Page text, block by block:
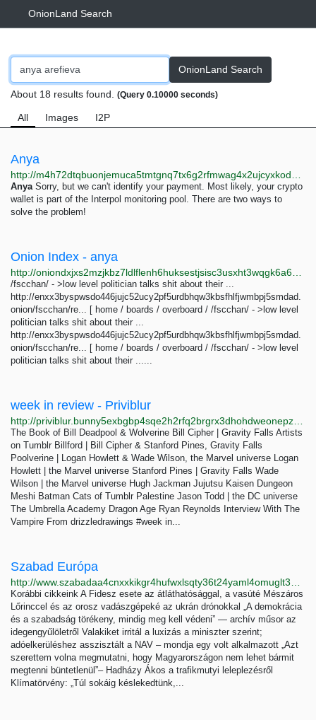
OnionLand Search
OnionLand Search
About 18 results found. (Query 0.10000 seconds)
All Images I2P
Anya
AnyaSorry, but we can't identify your payment. Most likely, your crypto
wallet is part of the Interpol monitoring pool. There are two ways to
solve the problem!
Onion Index - anya
/fscchan/ - >low level politician talks shit about their ...
http://enxx3byspwsdo446jujc52ucy2pf5urdbhqw3kbsfhlfjwmbpj5smdad.
onion/fscchan/re... [ home / boards / overboard / /fscchan/ - >low level
politician talks shit about their ...
http://enxx3byspwsdo446jujc52ucy2pf5urdbhqw3kbsfhlfjwmbpj5smdad.
onion/fscchan/re... [ home / boards / overboard / /fscchan/ - >low level
politician talks shit about their ......
week in review - Priviblur
The Book of Bill Deadpool & Wolverine Bill Cipher | Gravity Falls Artists
on Tumblr Billford | Bill Cipher & Stanford Pines, Gravity Falls
Poolverine | Logan Howlett & Wade Wilson, the Marvel universe Logan
Howlett | the Marvel universe Stanford Pines | Gravity Falls Wade
Wilson | the Marvel universe Hugh Jackman Jujutsu Kaisen Dungeon
Meshi Batman Cats of Tumblr Palestine Jason Todd | the DC universe
The Umbrella Academy Dragon Age Ryan Reynolds Interview With The
Vampire From drizzledrawings #week in...
Szabad Európa
Korábbi cikkeink A Fidesz esete az átláthatósággal, a vasúté Mészáros
Lőrinccel és az orosz vadászgépeké az ukrán drónokkal „A demokrácia
és a szabadság törékeny, mindig meg kell védeni” — archív műsor az
idegengyűlöletről Valakiket irritál a luxizás a miniszter szerint;
adóelkerüléshez asszisztált a NAV – mondja egy volt alkalmazott „Azt
szerettem volna megmutatni, hogy Magyarországon nem lehet bármit
megtenni büntetlenül”– Hadházy Ákos a trafikmutyi leleplezésről
Klímatörvény: „Túl sokáig késlekedtünk,...